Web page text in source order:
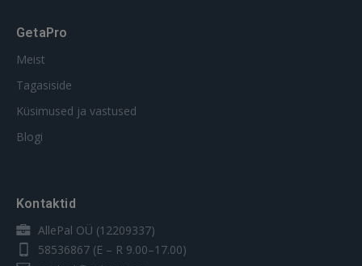
GetaPro
Meist
Tagasiside
Küsimused ja vastused
Blogi
Kontaktid
AllePal OÜ (12209337)
58536867 (E – R 9.00–17.00)